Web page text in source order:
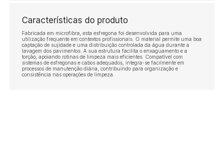
Características do produto
Fabricada em microfibra, esta esfregona foi desenvolvida para uma
utilização frequente em contextos profissionais. O material permite uma boa
captação de sujidade e uma distribuição controlada da água durante a
lavagem dos pavimentos. A sua estrutura facilita o enxaguamento e a
torção, apoiando rotinas de limpeza mais eficientes. Compatível com
sistemas de esfregonas e cabos adequados, integra-se facilmente em
processos de manutenção diária, contribuindo para organização e
consistência nas operações de limpeza.